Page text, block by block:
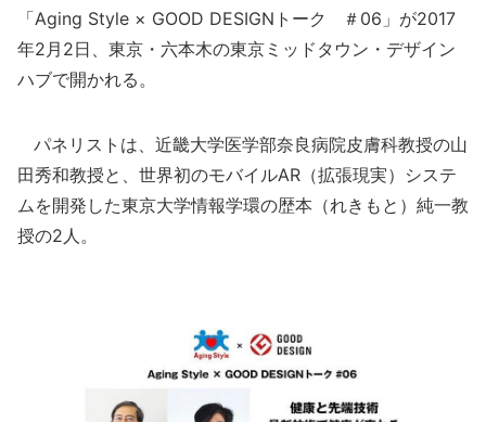
「Aging Style × GOOD DESIGNトーク ＃06」が2017
年2月2日、東京・六本木の東京ミッドタウン・デザイン
ハブで開かれる。
パネリストは、近畿大学医学部奈良病院皮膚科教授の山
田秀和教授と、世界初のモバイルAR（拡張現実）システ
ムを開発した東京大学情報学環の歴本（れきもと）純一教
授の2人。